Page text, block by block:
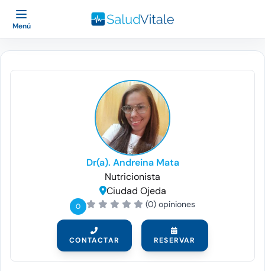
Menú
Dr(a). Andreina Mata
Nutricionista
Ciudad Ojeda
0 (0) opiniones
CONTACTAR RESERVAR